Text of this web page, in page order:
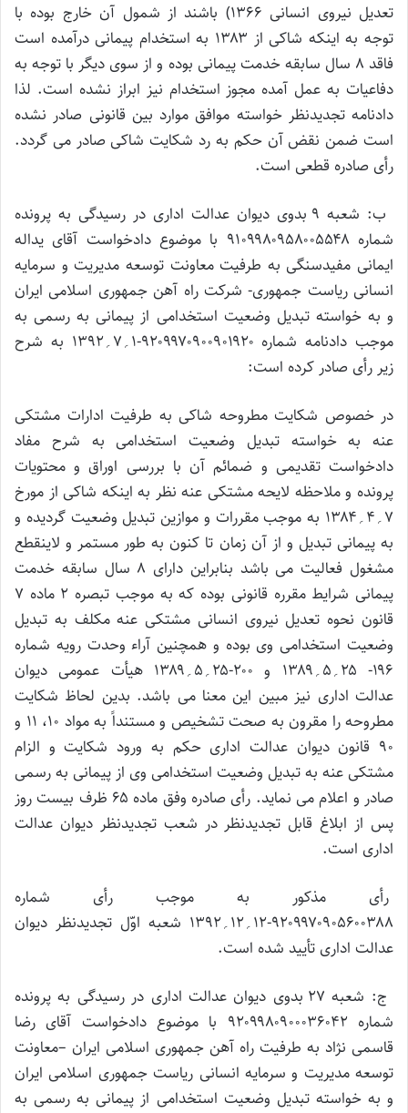
تعدیل نیروی انسانی ۱۳۶۶) باشند از شمول آن خارج بوده با
توجه به اینکه شاکی از ۱۳۸۳ به استخدام پیمانی درآمده است
فاقد ۸ سال سابقه خدمت پیمانی بوده و از سوی دیگر با توجه به
دفاعیات به عمل آمده مجوز استخدام نیز ابراز نشده است. لذا
دادنامه تجدیدنظر خواسته موافق موارد بین قانونی صادر نشده
است ضمن نقض آن حکم به رد شکایت شاکی صادر می گردد.
رأی صادره قطعی است.
ب: شعبه ۹ بدوی دیوان عدالت اداری در رسیدگی به پرونده
شماره ۹۱۰۹۹۸۰۹۵۸۰۰۵۵۴۸ با موضوع دادخواست آقای یداله
ایمانی مفیدسنگی به طرفیت معاونت توسعه مدیریت و سرمایه
انسانی ریاست جمهوری- شرکت راه آهن جمهوری اسلامی ایران
و به خواسته تبدیل وضعیت استخدامی از پیمانی به رسمی به
موجب دادنامه شماره ۹۲۰۹۹۷۰۹۰۰۹۰۱۹۲۰-۱؍۷؍۱۳۹۲ به شرح
زیر رأی صادر کرده است:
در خصوص شکایت مطروحه شاکی به طرفیت ادارات مشتکی
عنه به خواسته تبدیل وضعیت استخدامی به شرح مفاد
دادخواست تقدیمی و ضمائم آن با بررسی اوراق و محتویات
پرونده و ملاحظه لایحه مشتکی عنه نظر به اینکه شاکی از مورخ
۷؍۴؍۱۳۸۴ به موجب مقررات و موازین تبدیل وضعیت گردیده و
به پیمانی تبدیل و از آن زمان تا کنون به طور مستمر و لاینقطع
مشغول فعالیت می باشد بنابراین دارای ۸ سال سابقه خدمت
پیمانی شرایط مقرره قانونی بوده که به موجب تبصره ۲ ماده ۷
قانون نحوه تعدیل نیروی انسانی مشتکی عنه مکلف به تبدیل
وضعیت استخدامی وی بوده و همچنین آراء وحدت رویه شماره
۱۹۶- ۲۵؍۵؍۱۳۸۹ و ۲۰۰-۲۵؍۵؍۱۳۸۹ هیأت عمومی دیوان
عدالت اداری نیز مبین این معنا می باشد. بدین لحاظ شکایت
مطروحه را مقرون به صحت تشخیص و مستنداً به مواد ۱۰، ۱۱ و
۹۰ قانون دیوان عدالت اداری حکم به ورود شکایت و الزام
مشتکی عنه به تبدیل وضعیت استخدامی وی از پیمانی به رسمی
صادر و اعلام می نماید. رأی صادره وفق ماده ۶۵ ظرف بیست روز
پس از ابلاغ قابل تجدیدنظر در شعب تجدیدنظر دیوان عدالت
اداری است.
رأی مذکور به موجب رأی شماره
۹۲۰۹۹۷۰۹۰۵۶۰۰۳۸۸-۱۲؍۱۲؍۱۳۹۲ شعبه اوّل تجدیدنظر دیوان
عدالت اداری تأیید شده است.
ج: شعبه ۲۷ بدوی دیوان عدالت اداری در رسیدگی به پرونده
شماره ۹۲۰۹۹۸۰۹۰۰۰۳۶۰۴۲ با موضوع دادخواست آقای رضا
قاسمی نژاد به طرفیت راه آهن جمهوری اسلامی ایران –معاونت
توسعه مدیریت و سرمایه انسانی ریاست جمهوری اسلامی ایران
و به خواسته تبدیل وضعیت استخدامی از پیمانی به رسمی به